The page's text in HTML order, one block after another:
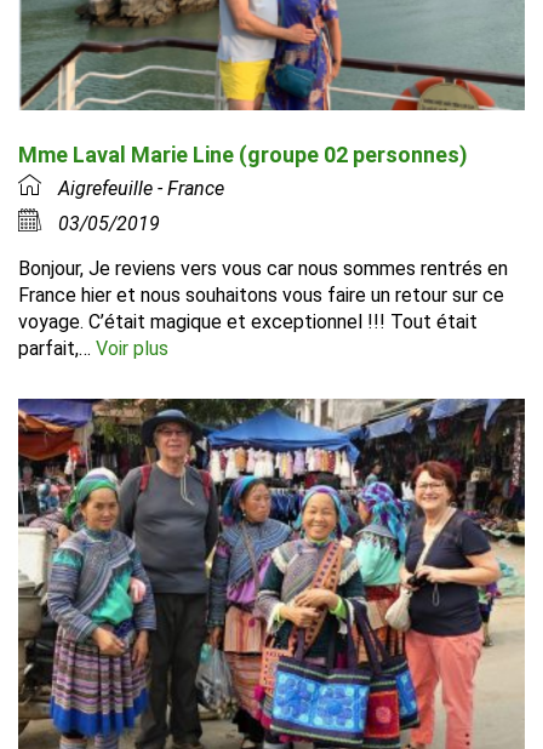
Mme Laval Marie Line (groupe 02 personnes)
Aigrefeuille - France
03/05/2019
Bonjour, Je reviens vers vous car nous sommes rentrés en
France hier et nous souhaitons vous faire un retour sur ce
voyage. C’était magique et exceptionnel !!! Tout était
parfait,… Voir plus